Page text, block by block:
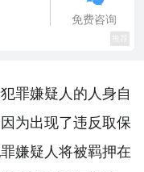
免费咨询
罪嫌疑人的人身自
为出现了违反取保
嫌疑人将被羁押在